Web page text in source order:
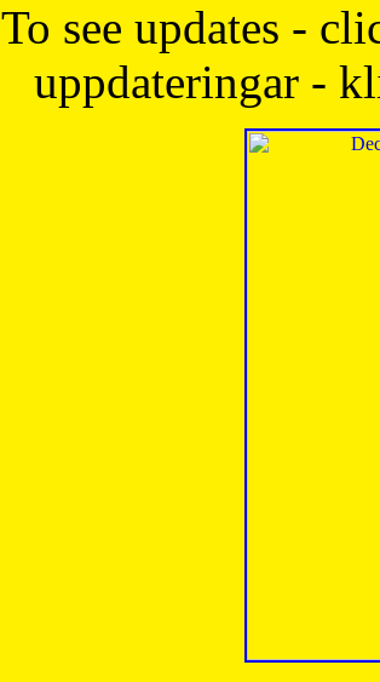
To see updates -
uppdateringar -